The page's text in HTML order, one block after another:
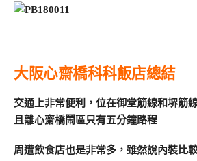
大阪心齋橋科科飯店總結
交通上非常便利，位在御堂筋線和堺筋
且離心齋橋鬧區只有五分鐘路程
周遭飲食店也是非常多，雖然說內裝比